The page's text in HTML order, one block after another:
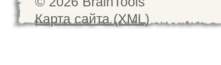
Карта сайта (XML)